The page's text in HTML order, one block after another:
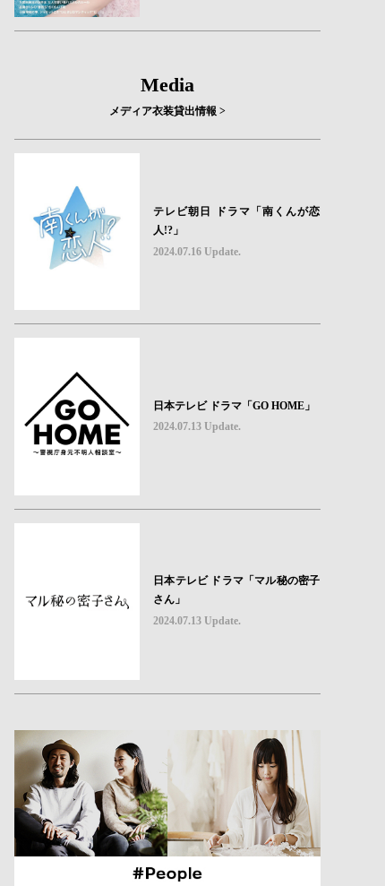
Media
メディア衣装貸出情報 >
テレビ朝日 ドラマ「南くんが恋
人!?」
2024.07.16 Update.
日本テレビ ドラマ「GO HOME」
2024.07.13 Update.
日本テレビ ドラマ「マル秘の密子
さん」
2024.07.13 Update.